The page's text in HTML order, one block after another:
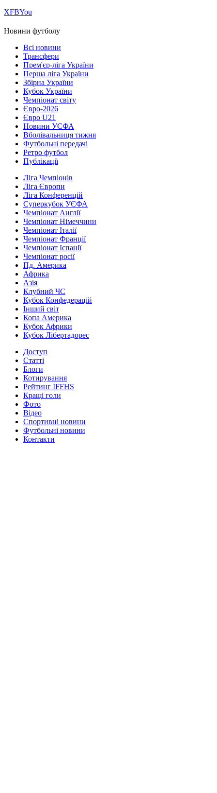
ХFBYou
Новини футболу
Всі новини
Трансфери
Прем'єр-ліга України
Перша ліга України
Збірна України
Кубок України
Чемпіонат світу
Євро-2026
Євро U21
Новини УЄФА
Вболівальниця тижня
Футбольні передачі
Ретро футбол
Публікації
Ліга Чемпіонів
Ліга Європи
Ліга Конференцій
Суперкубок УЄФА
Чемпіонат Англії
Чемпіонат Німеччини
Чемпіонат Італії
Чемпіонат Франції
Чемпіонат Іспанії
Чемпіонат росії
Пд. Америка
Африка
Азія
Клубний ЧС
Кубок Конфедерацій
Інший світ
Копа Америка
Кубок Африки
Кубок Лібертадорес
Доступ
Статті
Блоги
Котирування
Рейтинг IFFHS
Кращі голи
Фото
Відео
Спортивні новини
Футбольні новини
Контакти